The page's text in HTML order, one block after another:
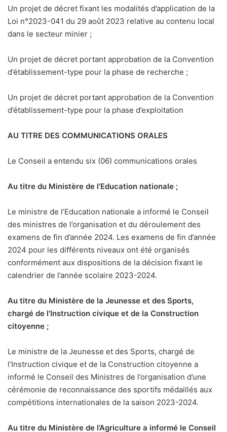
Un projet de décret fixant les modalités d’application de la
Loi n°2023-041 du 29 août 2023 relative au contenu local
dans le secteur minier ;
Un projet de décret portant approbation de la Convention
d’établissement-type pour la phase de recherche ;
Un projet de décret portant approbation de la Convention
d’établissement-type pour la phase d’exploitation
AU TITRE DES COMMUNICATIONS ORALES
Le Conseil a entendu six (06) communications orales
Au titre du Ministère de l’Education nationale ;
Le ministre de l’Education nationale a informé le Conseil
des ministres de l’organisation et du déroulement des
examens de fin d’année 2024. Les examens de fin d’année
2024 pour les différents niveaux ont été organisés
conformément aux dispositions de la décision fixant le
calendrier de l’année scolaire 2023-2024.
Au titre du Ministère de la Jeunesse et des Sports,
chargé de l’Instruction civique et de la Construction
citoyenne ;
Le ministre de la Jeunesse et des Sports, chargé de
l’Instruction civique et de la Construction citoyenne a
informé le Conseil des Ministres de l’organisation d’une
cérémonie de reconnaissance des sportifs médaillés aux
compétitions internationales de la saison 2023-2024.
Au titre du Ministère de l’Agriculture a informé le Conseil